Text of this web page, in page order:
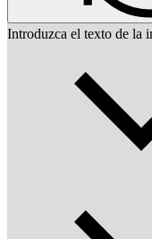
Introduzca el texto de la